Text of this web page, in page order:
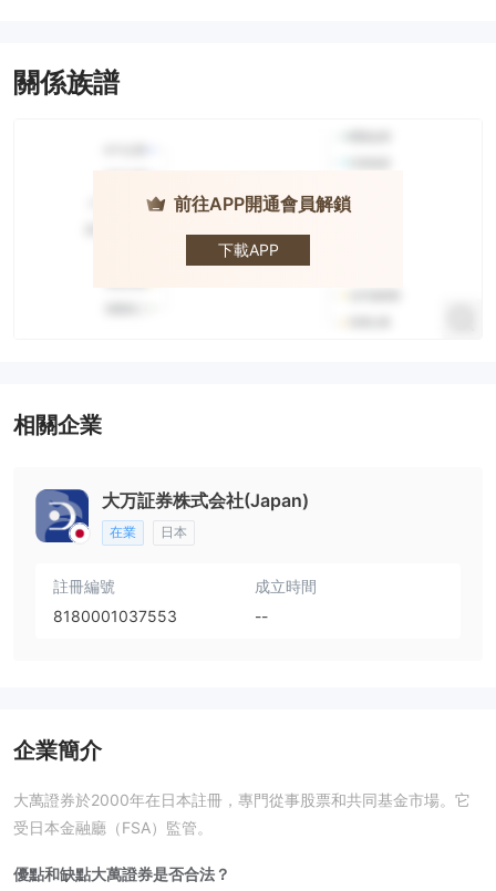
關係族譜
前往APP開通會員解鎖
下載APP
萬證券
相關企業
大万証券株式会社(Japan)
在業 日本
註冊編號
8180001037553
成立時間
--
企業簡介
大萬證券於2000年在日本註冊，專門從事股票和共同基金市場。它
受日本金融廳（FSA）監管。
優點和缺點大萬證券是否合法？